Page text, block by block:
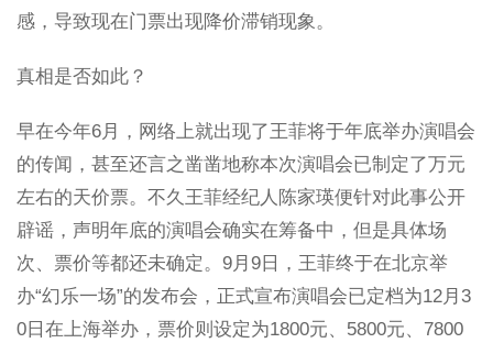
感，导致现在门票出现降价滞销现象。
真相是否如此？
早在今年6月，网络上就出现了王菲将于年底举办演唱会
的传闻，甚至还言之凿凿地称本次演唱会已制定了万元
左右的天价票。不久王菲经纪人陈家瑛便针对此事公开
辟谣，声明年底的演唱会确实在筹备中，但是具体场
次、票价等都还未确定。9月9日，王菲终于在北京举
办“幻乐一场”的发布会，正式宣布演唱会已定档为12月3
0日在上海举办，票价则设定为1800元、5800元、7800